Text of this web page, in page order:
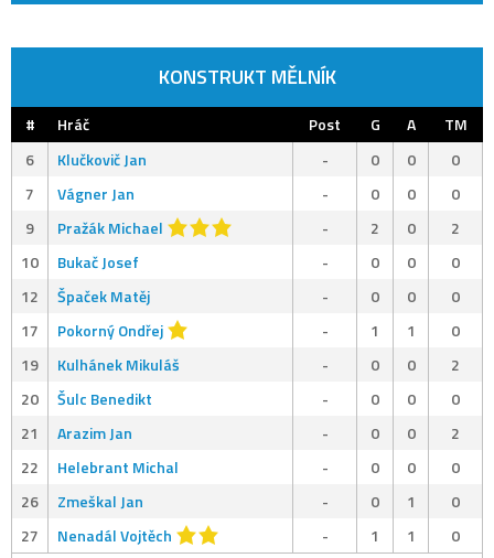
KONSTRUKT MĚLNÍK
# Hráč Post G A
TM
6
Klučkovič Jan - 0 0
0
7
Vágner Jan - 0 0
0
9
Pražák Michael - 2 0
2
10
Bukač Josef - 0 0
0
12
Špaček Matěj - 0 0
0
17
Pokorný Ondřej - 1 1
0
19
Kulhánek Mikuláš - 0 0
2
20
Šulc Benedikt - 0 0
0
21
Arazim Jan - 0 0
2
22
Helebrant Michal - 0 0
0
26
Zmeškal Jan - 0 1
0
27
Nenadál Vojtěch - 1 1
0